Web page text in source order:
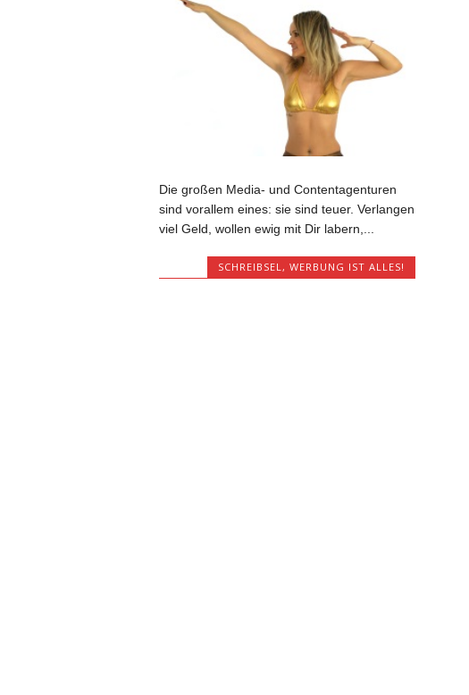
Die großen Media- und Contentagenturen
sind vorallem eines: sie sind teuer. Verlangen
viel Geld, wollen ewig mit Dir labern,...
SCHREIBSEL, WERBUNG IST ALLES!